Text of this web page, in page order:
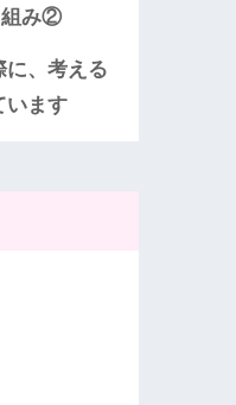
組み②
に、考える
います